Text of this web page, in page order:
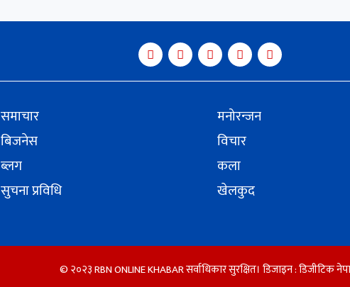
समाचार
बिजनेस
ब्लग
सुचना प्रविधि
मनोरन्जन
विचार
कला
खेलकुद
© २०२३ RBN ONLINE KHABAR सर्वाधिकार सुरक्षित। डिजाइन :डिजीटिक